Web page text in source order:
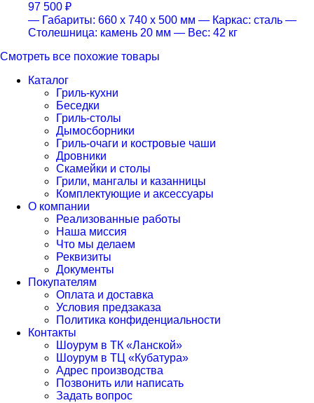
97 500 ₽
— Габариты: 660 x 740 x 500 мм — Каркас: сталь —
Столешница: камень 20 мм — Вес: 42 кг
Смотреть все похожие товары
Каталог
Гриль-кухни
Беседки
Гриль-столы
Дымосборники
Гриль-очаги и костровые чаши
Дровники
Скамейки и столы
Грили, мангалы и казанницы
Комплектующие и аксессуары
О компании
Реализованные работы
Наша миссия
Что мы делаем
Реквизиты
Документы
Покупателям
Оплата и доставка
Условия предзаказа
Политика конфиденциальности
Контакты
Шоурум в ТК «Ланской»
Шоурум в ТЦ «Кубатура»
Адрес производства
Позвонить или написать
Задать вопрос